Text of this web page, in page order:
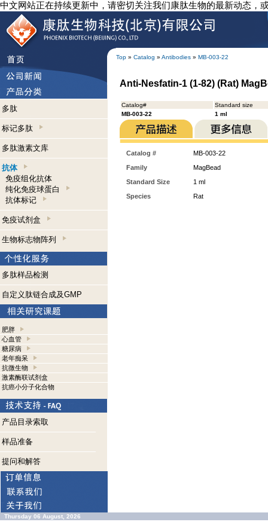
中文网站正在持续更新中，请密切关注我们康肽生物的最新动态，
Top » Catalog » Antibodies » MB-003-22
多肽
标记多肽
多肽激素文库
抗体
免疫组化抗体
纯化免疫球蛋白
抗体标记
免疫试剂盒
生物标志物阵列
多肽样品检测
自定义肽链合成及GMP
肥胖
心血管
糖尿病
老年痴呆
抗微生物
激素酶联试剂盒
抗癌小分子化合物
产品目录索取
样品准备
提问和解答
Anti-Nesfatin-1 (1-82) (Rat)
Catalog#
Standard size
MB-003-22
1 ml
Catalog #
MB-003-22
Family
MagBead
Standard Size
1 ml
Species
Rat
Thursday 06 August, 2026